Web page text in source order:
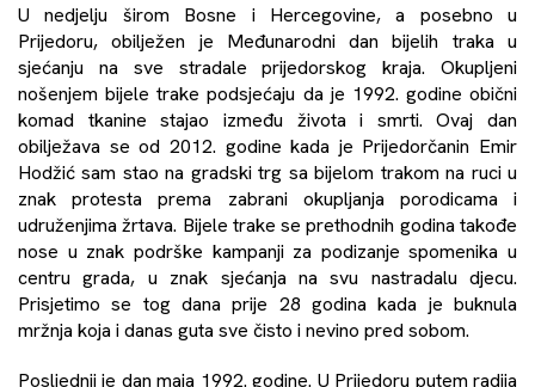
U nedjelju širom Bosne i Hercegovine, a posebno u
Prijedoru, obilježen je Međunarodni dan bijelih traka u
sjećanju na sve stradale prijedorskog kraja. Okupljeni
nošenjem bijele trake podsjećaju da je 1992. godine obični
komad tkanine stajao između života i smrti. Ovaj dan
obilježava se od 2012. godine kada je Prijedorčanin Emir
Hodžić sam stao na gradski trg sa bijelom trakom na ruci u
znak protesta prema zabrani okupljanja porodicama i
udruženjima žrtava. Bijele trake se prethodnih godina takođe
nose u znak podrške kampanji za podizanje spomenika u
centru grada, u znak sjećanja na svu nastradalu djecu.
Prisjetimo se tog dana prije 28 godina kada je buknula
mržnja koja i danas guta sve čisto i nevino pred sobom.
Posljednji je dan maja 1992. godine. U Prijedoru putem radija